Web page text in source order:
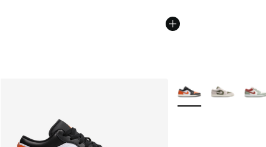
Weitere Farben